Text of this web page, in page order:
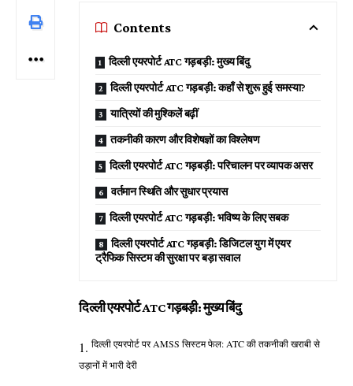
Contents
दिल्ली एयरपोर्ट ATC गड़बड़ी: मुख्य बिंदु
दिल्ली एयरपोर्ट ATC गड़बड़ी: कहाँ से शुरू हुई समस्या?
यात्रियों की मुश्किलें बढ़ीं
तकनीकी कारण और विशेषज्ञों का विश्लेषण
दिल्ली एयरपोर्ट ATC गड़बड़ी: परिचालन पर व्यापक असर
वर्तमान स्थिति और सुधार प्रयास
दिल्ली एयरपोर्ट ATC गड़बड़ी: भविष्य के लिए सबक
दिल्ली एयरपोर्ट ATC गड़बड़ी: डिजिटल युग में एयर
ट्रैफिक सिस्टम की सुरक्षा पर बड़ा सवाल
दिल्ली एयरपोर्ट ATC गड़बड़ी: मुख्य बिंदु
दिल्ली एयरपोर्ट पर AMSS सिस्टम फेल: ATC की तकनीकी खराबी से
उड़ानों में भारी देरी